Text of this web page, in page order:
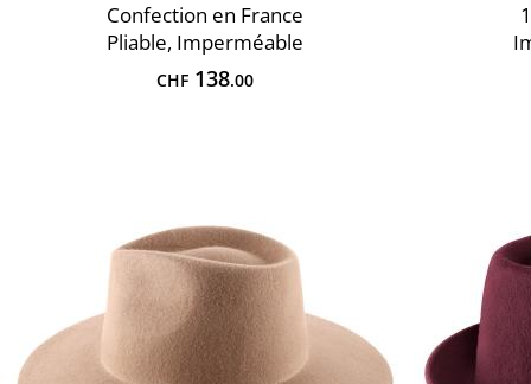
Confection en France
Pliable, Imperméable
CHF138.00